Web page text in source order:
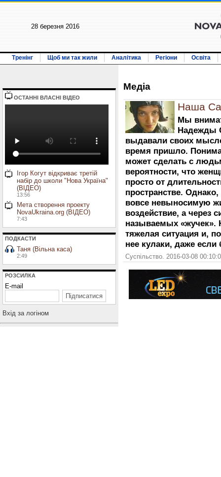
28 березня 2016
Тренінг Щоб ми так жили Аналітика Регіони Освіта
ОСТАННI ВЛАСНI ВIДЕО
Ігор Когут відкриває третій
набір до школи "Нова Україна"
(ВІДЕО)
13:56
Мета створення проекту
NovaUkraina.org (ВІДЕО)
7:43
ПОДКАСТИ
Таня (Вільна каса)
2:49
РОЗСИЛКА
E-mail
Вхiд за логiном
Медiа
Наша
Мы
Надежды
выдавали своих
время пришло.
может сделать с
вероятности, что
просто от
пространстве.
вовсе невыносимую
воздействие, а через
называемых «жучек».
тяжелая ситуация и,
нее кулаки, даже
Суспільство. 2016-03-08